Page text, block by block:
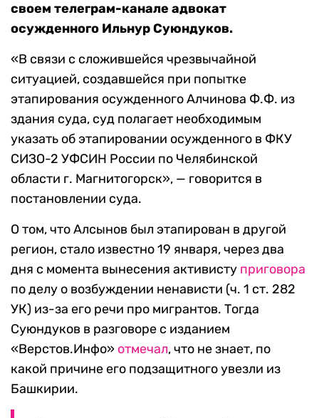
своем телеграм-канале адвокат
осужденного Ильнур Суюндуков.
«В связи с сложившейся чрезвычайной
ситуацией, создавшейся при попытке
этапирования осужденного Алчинова Ф.Ф. из
здания суда, суд полагает необходимым
указать об этапировании осужденного в ФКУ
СИЗО-2 УФСИН России по Челябинской
области г. Магнитогорск», — говорится в
постановлении суда.
О том, что Алсынов был этапирован в другой
регион, стало известно 19 января, через два
дня с момента вынесения активисту приговора
по делу о возбуждении ненависти (ч. 1 ст. 282
УК) из-за его речи про мигрантов. Тогда
Суюндуков в разговоре с изданием
«Верстов.Инфо» отмечал, что не знает, по
какой причине его подзащитного увезли из
Башкирии.